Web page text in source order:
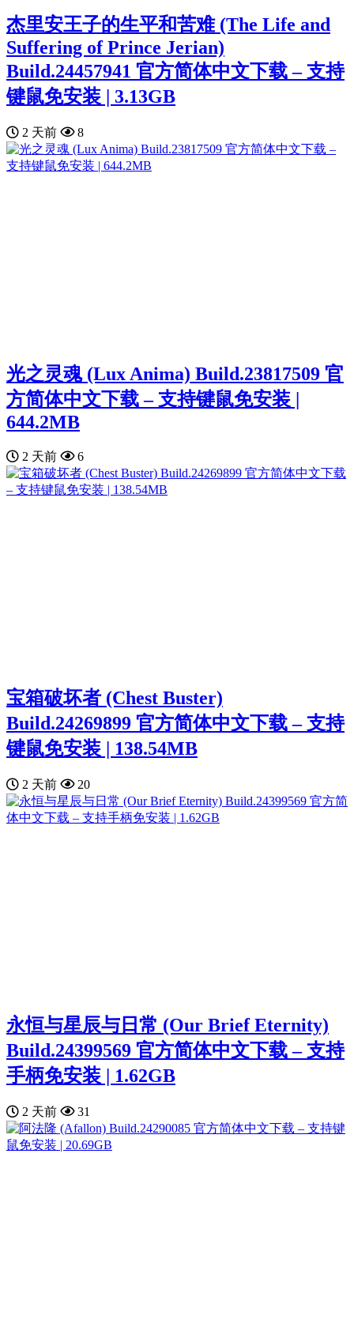
杰里安王子的生平和苦难 (The Life and
Suffering of Prince Jerian)
Build.24457941 官方简体中文下载 – 支持
键鼠免安装 | 3.13GB
2 天前 8
光之灵魂 (Lux Anima) Build.23817509 官
方简体中文下载 – 支持键鼠免安装 |
644.2MB
2 天前 6
宝箱破坏者 (Chest Buster)
Build.24269899 官方简体中文下载 – 支持
键鼠免安装 | 138.54MB
2 天前 20
永恒与星辰与日常 (Our Brief Eternity)
Build.24399569 官方简体中文下载 – 支持
手柄免安装 | 1.62GB
2 天前 31